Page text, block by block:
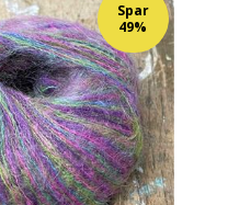
Spar
49%